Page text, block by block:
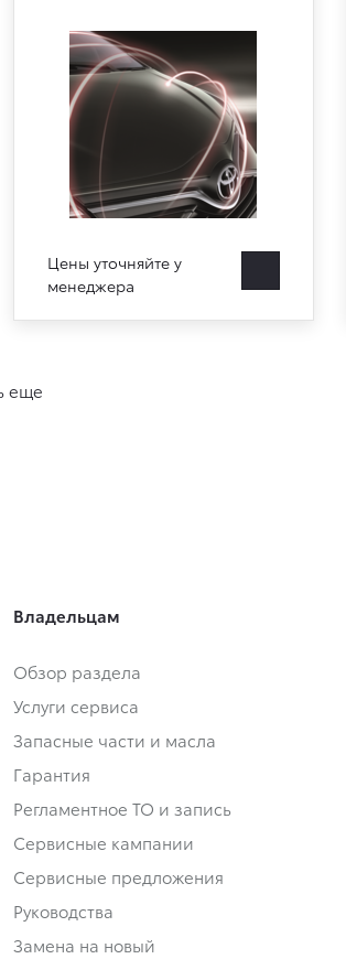
Цены уточняйте у
менеджера
еще
Владельцам
Обзор раздела
Услуги сервиса
Запасные части и масла
Гарантия
Регламентное ТО и запись
Сервисные кампании
Сервисные предложения
Руководства
Замена на новый